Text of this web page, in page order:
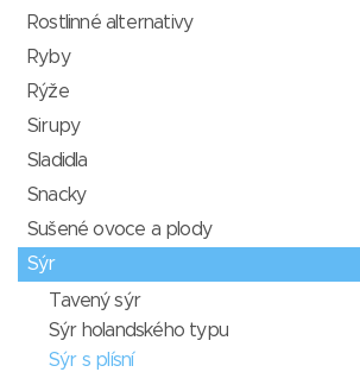
Rostlinné alternativy
Ryby
Rýže
Sirupy
Sladidla
Snacky
Sušené ovoce a plody
Sýr
Tavený sýr
Sýr holandského typu
Sýr s plísní